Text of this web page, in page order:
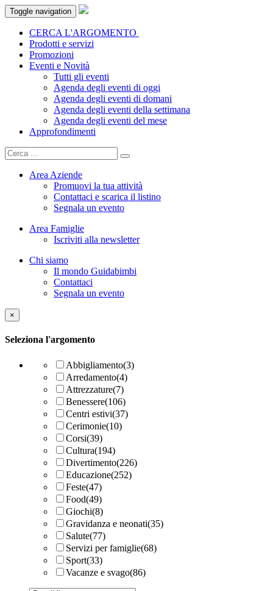
Toggle navigation
CERCA L'ARGOMENTO
Prodotti e servizi
Promozioni
Eventi e Novità
Tutti gli eventi
Agenda degli eventi di oggi
Agenda degli eventi di domani
Agenda degli eventi della settimana
Agenda degli eventi del mese
Approfondimenti
Area Aziende
Promuovi la tua attività
Contattaci e scarica il listino
Segnala un evento
Area Famiglie
Iscriviti alla newsletter
Chi siamo
Il mondo Guidabimbi
Contattaci
Segnala un evento
×
Seleziona l'argomento
Abbigliamento(3)
Arredamento(4)
Attrezzature(7)
Benessere(106)
Centri estivi(37)
Cerimonie(10)
Corsi(39)
Cultura(194)
Divertimento(226)
Educazione(252)
Feste(47)
Food(49)
Giochi(8)
Gravidanza e neonati(35)
Salute(77)
Servizi per famiglie(68)
Sport(33)
Vacanze e svago(86)